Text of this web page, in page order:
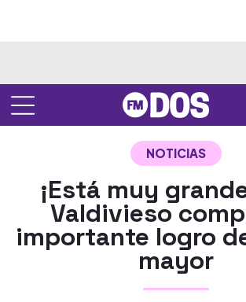
NOTICIAS
¡Está muy
Valdivieso
importante logro
mayor